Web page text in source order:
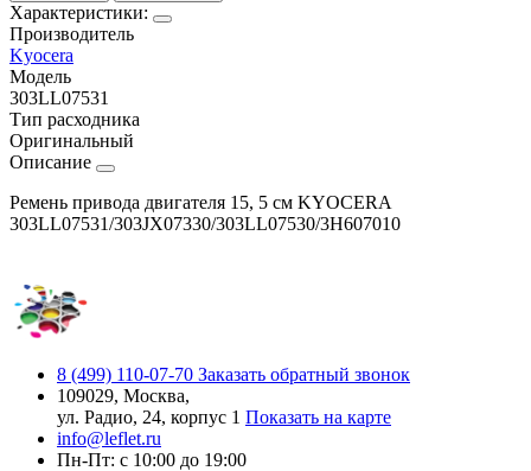
Характеристики:
Производитель
Kyocera
Модель
303LL07531
Тип расходника
Оригинальный
Описание
Ремень привода двигателя 15, 5 см KYOCERA
303LL07531/303JX07330/303LL07530/3H607010
8 (499) 110-07-70 Заказать обратный звонок
109029, Москва,
ул. Радио, 24, корпус 1 Показать на карте
info@leflet.ru
Пн-Пт: с 10:00 до 19:00